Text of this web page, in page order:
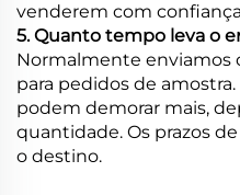
venderem com
5. Quanto tempo leva o
Normalmente enviamos
para pedidos de
podem demorar mais,
quantidade. Os prazos
o destino.